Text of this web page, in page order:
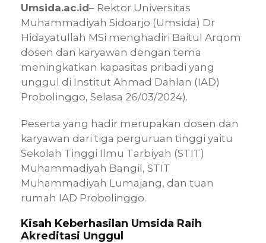
Umsida.ac.id– Rektor Universitas
Muhammadiyah Sidoarjo (Umsida) Dr
Hidayatullah MSi menghadiri Baitul Arqom
dosen dan karyawan dengan tema
meningkatkan kapasitas pribadi yang
unggul di Institut Ahmad Dahlan (IAD)
Probolinggo, Selasa 26/03/2024).
Peserta yang hadir merupakan dosen dan
karyawan dari tiga perguruan tinggi yaitu
Sekolah Tinggi Ilmu Tarbiyah (STIT)
Muhammadiyah Bangil, STIT
Muhammadiyah Lumajang, dan tuan
rumah IAD Probolinggo.
Kisah Keberhasilan Umsida Raih
Akreditasi Unggul